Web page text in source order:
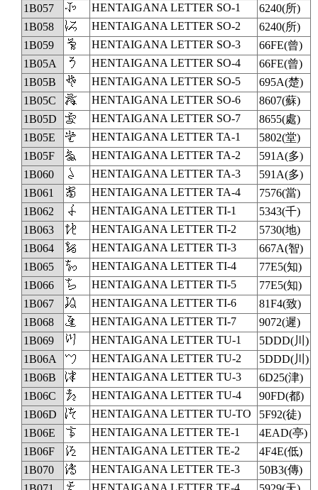
1B057
𛁗 HENTAIGANA LETTER SO-1
6240(所)
1B058
𛁘 HENTAIGANA LETTER SO-2
6240(所)
1B059
𛁙 HENTAIGANA LETTER SO-3
66FE(曾)
1B05A
𛁚 HENTAIGANA LETTER SO-4
66FE(曾)
1B05B
𛁛 HENTAIGANA LETTER SO-5
695A(楚)
1B05C
𛁜 HENTAIGANA LETTER SO-6
8607(蘇)
1B05D
𛁝 HENTAIGANA LETTER SO-7
8655(處)
1B05E
𛁞 HENTAIGANA LETTER TA-1
5802(堂)
1B05F
𛁟 HENTAIGANA LETTER TA-2
591A(多)
1B060
𛁠 HENTAIGANA LETTER TA-3
591A(多)
1B061
𛁡 HENTAIGANA LETTER TA-4
7576(當)
1B062
𛁢 HENTAIGANA LETTER TI-1
5343(千)
1B063
𛁣 HENTAIGANA LETTER TI-2
5730(地)
1B064
𛁤 HENTAIGANA LETTER TI-3
667A(智)
1B065
𛁥 HENTAIGANA LETTER TI-4
77E5(知)
1B066
𛁦 HENTAIGANA LETTER TI-5
77E5(知)
1B067
𛁧 HENTAIGANA LETTER TI-6
81F4(致)
1B068
𛁨 HENTAIGANA LETTER TI-7
9072(遲)
1B069
𛁩 HENTAIGANA LETTER TU-1
5DDD(川)
1B06A
𛁪 HENTAIGANA LETTER TU-2
5DDD(川)
1B06B
𛁫 HENTAIGANA LETTER TU-3
6D25(津)
1B06C
𛁬 HENTAIGANA LETTER TU-4
90FD(都)
1B06D
𛁭 HENTAIGANA LETTER TU-TO
5F92(徒)
1B06E
𛁮 HENTAIGANA LETTER TE-1
4EAD(亭)
1B06F
𛁯 HENTAIGANA LETTER TE-2
4F4E(低)
1B070
𛁰 HENTAIGANA LETTER TE-3
50B3(傳)
𛁱 HENTAIGANA LETTER TE-4